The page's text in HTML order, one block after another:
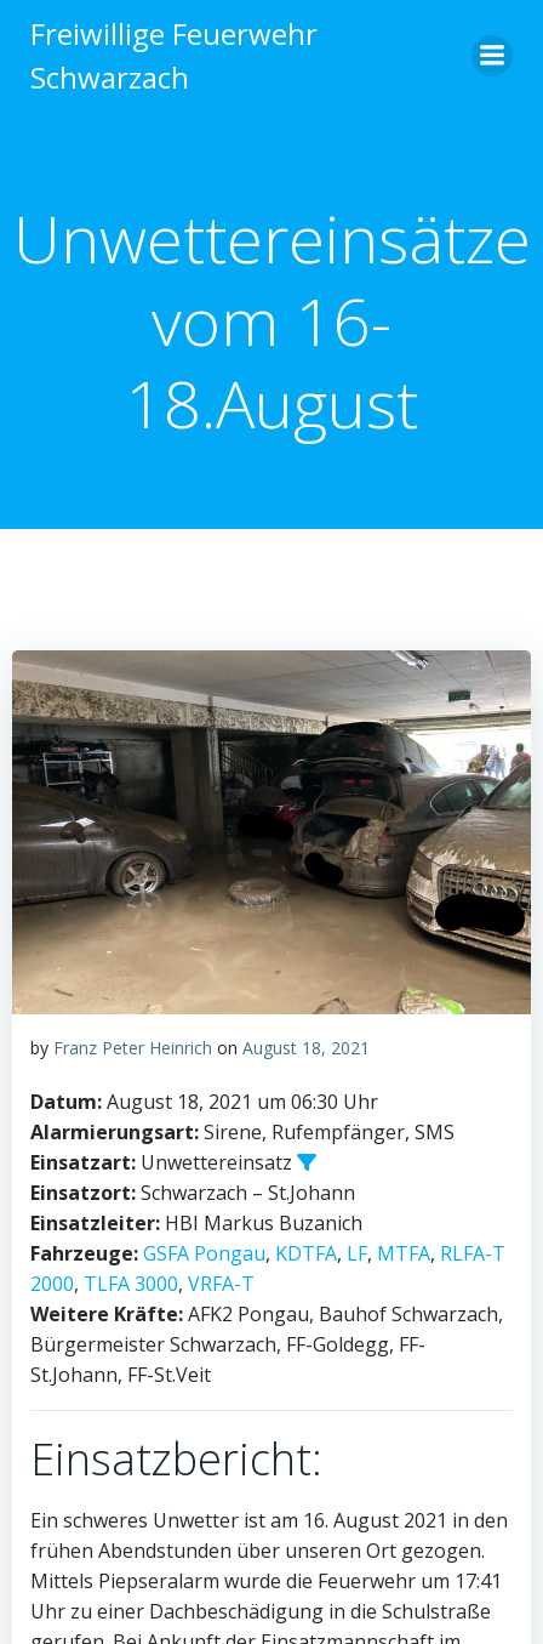
Inhalt
Freiwillige Feuerwehr
Schwarzach
Unwettereinsätze
vom 16-
18.August
by Franz Peter Heinrich on August 18, 2021
Datum:August 18, 2021 um 06:30 Uhr
Alarmierungsart:Sirene, Rufempfänger, SMS
Einsatzart: Unwettereinsatz
Einsatzort:Schwarzach – St.Johann
Einsatzleiter: HBI Markus Buzanich
Fahrzeuge:GSFA Pongau, KDTFA, LF, MTFA, RLFA-T
2000, TLFA 3000, VRFA-T
Weitere Kräfte:AFK2 Pongau, Bauhof Schwarzach,
Bürgermeister Schwarzach, FF-Goldegg, FF-
St.Johann, FF-St.Veit
Einsatzbericht:
Ein schweres Unwetter ist am 16. August 2021 in den
frühen Abendstunden über unseren Ort gezogen.
Mittels Piepseralarm wurde die Feuerwehr um 17:41
Uhr zu einer Dachbeschädigung in die Schulstraße